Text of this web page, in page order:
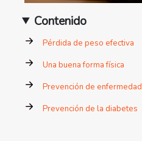
Contenido
Pérdida de peso efectiva
Una buena forma física
Prevención de
Prevención de la diabetes